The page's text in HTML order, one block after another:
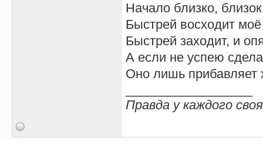
Начало близко,
Быстрей восходит
Быстрей заходит, и
А если не успею
Оно лишь прибавляет
Правда у каждого